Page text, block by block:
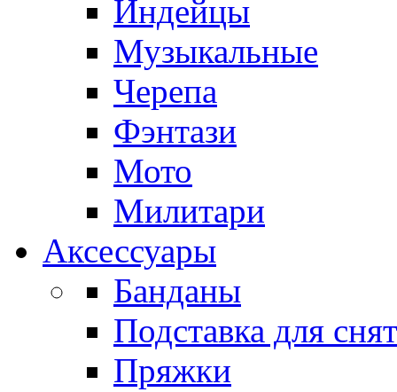
Индейцы
Музыкальные
Черепа
Фэнтази
Мото
Милитари
Аксессуары
Банданы
Подставка для
Пряжки